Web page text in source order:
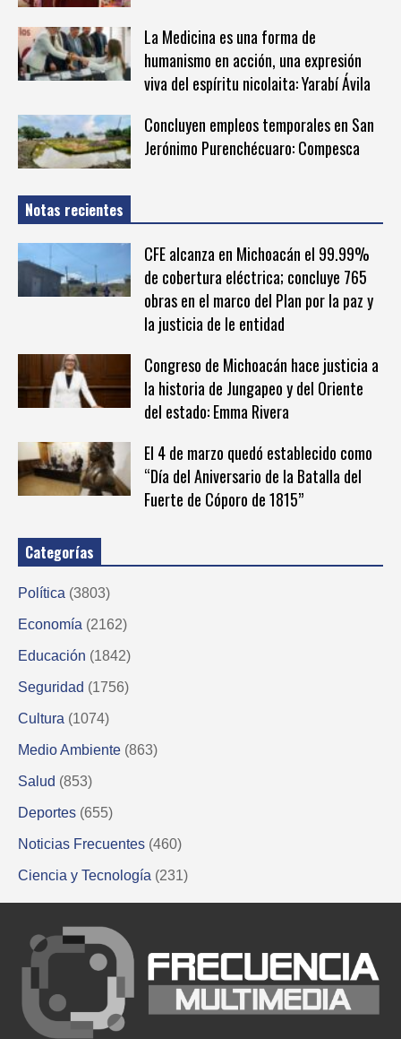
La Medicina es una forma de
humanismo en acción, una expresión
viva del espíritu nicolaita: Yarabí Ávila
Concluyen empleos temporales en San
Jerónimo Purenchécuaro: Compesca
Notas recientes
CFE alcanza en Michoacán el 99.99%
de cobertura eléctrica; concluye 765
obras en el marco del Plan por la paz y
la justicia de le entidad
Congreso de Michoacán hace justicia a
la historia de Jungapeo y del Oriente
del estado: Emma Rivera
El 4 de marzo quedó establecido como
“Día del Aniversario de la Batalla del
Fuerte de Cóporo de 1815”
Categorías
Política (3803)
Economía (2162)
Educación (1842)
Seguridad (1756)
Cultura (1074)
Medio Ambiente (863)
Salud (853)
Deportes (655)
Noticias Frecuentes (460)
Ciencia y Tecnología (231)